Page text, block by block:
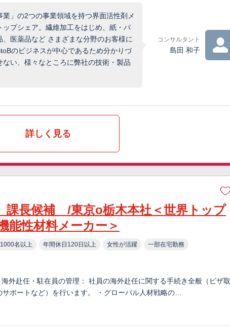
」の2つの事業領域を持つ界面活性剤メ
プシェア。繊維加工をはじめ、紙・パ
医薬品など さまざまな分野のお客様に
のビジネスが中心であるため分かりづ
い、様々なところに弊社の技術・製品
コンサルタント
島田 和子
詳しく見る
課長候補 /東京o栃木本社＜世界トップ
能性材料メーカー＞
名以上 年間休日120日以上 女性が活躍 一部在宅勤務
外赴任・駐在員の管理： 社員の海外赴任に関する手続き全般（ビザ取
ポートなど）を行います。 ・グローバル人材戦略の…